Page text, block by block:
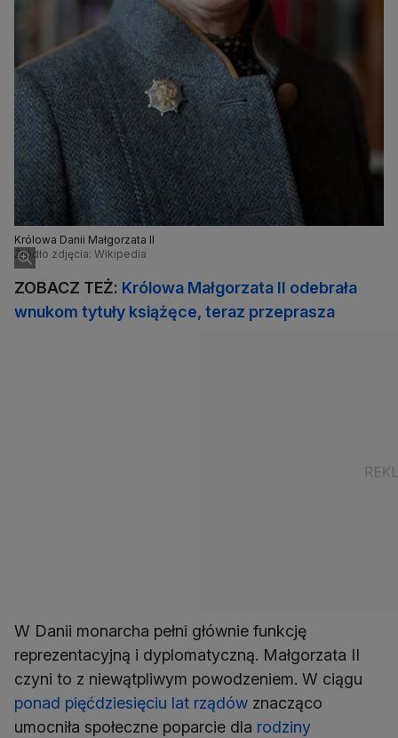
Królowa Danii Małgorzata II
Źródło zdjęcia: Wikipedia
ZOBACZ TEŻ: Królowa Małgorzata II odebrała
wnukom tytuły książęce, teraz przeprasza
W Danii monarcha pełni głównie funkcję
reprezentacyjną i dyplomatyczną. Małgorzata II
czyni to z niewątpliwym powodzeniem. W ciągu
ponad pięćdziesięciu lat rządów znacząco
umocniła społeczne poparcie dla rodziny